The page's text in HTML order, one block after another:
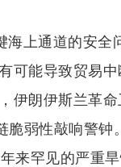
海上通道的安
可能导致贸易
伊朗伊斯兰革
脆弱性敲响警
来罕见的严重